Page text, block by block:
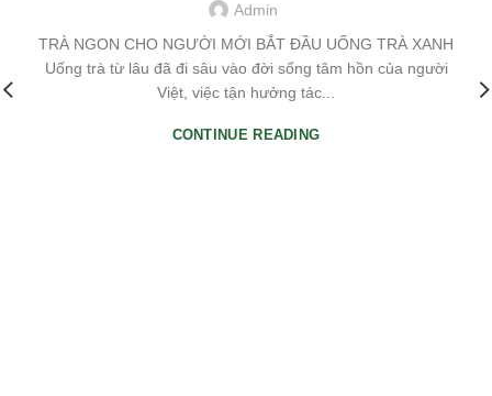
Admin
TRÀ NGON CHO NGƯỜI MỚI BẮT ĐẦU UỐNG TRÀ XANH
Uống trà từ lâu đã đi sâu vào đời sống tâm hồn của người
Việt, việc tận hưởng tác...
CONTINUE READING